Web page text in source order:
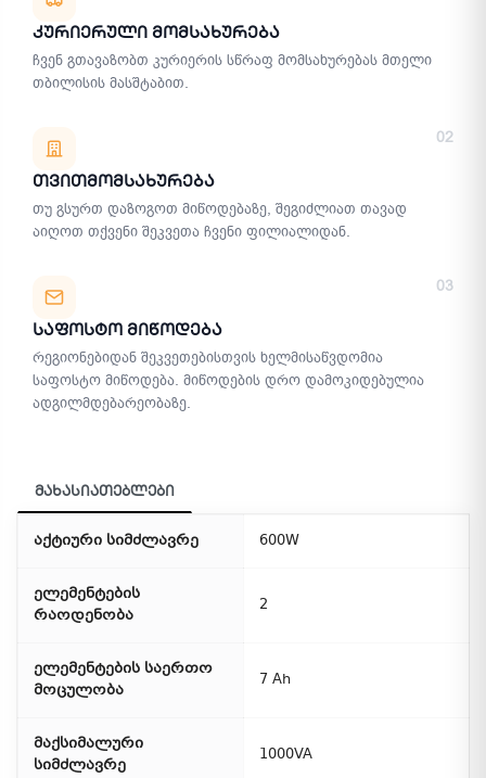
Კურიერული Მომსახურება
ჩვენ გთავაზობთ კურიერის სწრაფ მომსახურებას მთელი
თბილისის მასშტაბით.
02
Თვითმომსახურება
თუ გსურთ დაზოგოთ მიწოდებაზე, შეგიძლიათ თავად
აიღოთ თქვენი შეკვეთა ჩვენი ფილიალიდან.
03
Საფოსტო Მიწოდება
რეგიონებიდან შეკვეთებისთვის ხელმისაწვდომია
საფოსტო მიწოდება. მიწოდების დრო დამოკიდებულია
ადგილმდებარეობაზე.
მახასიათებლები
აქტიური სიმძლავრე 600W
ელემენტების
რაოდენობა
2
ელემენტების საერთო
მოცულობა
7 Ah
მაქსიმალური
სიმძლავრე
1000VA